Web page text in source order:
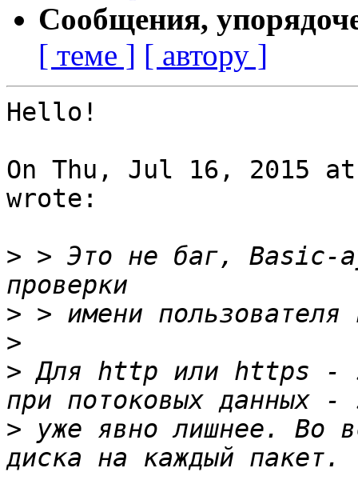
Сообщения,
[ теме ] [ автору ]
Hello!
On Thu, Jul 16, 2015
wrote:
> > Это не баг, Basic-
>
>
> Для http или https -
> уже явно лишнее. Во